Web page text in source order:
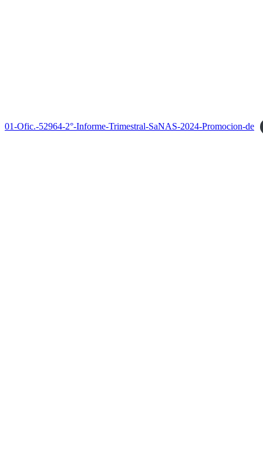
01-Ofic.-52964-2°-Informe-Trimestral-SaNAS-2024-Promocion-de